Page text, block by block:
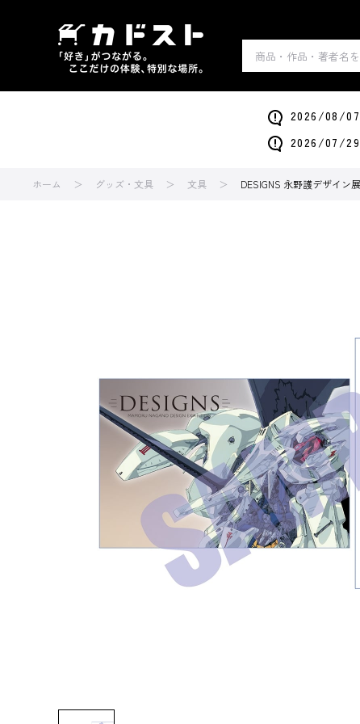
2026/08/07
2026/07/29
ホーム グッズ・文具 文具 DESIGNS 永野護デザイン